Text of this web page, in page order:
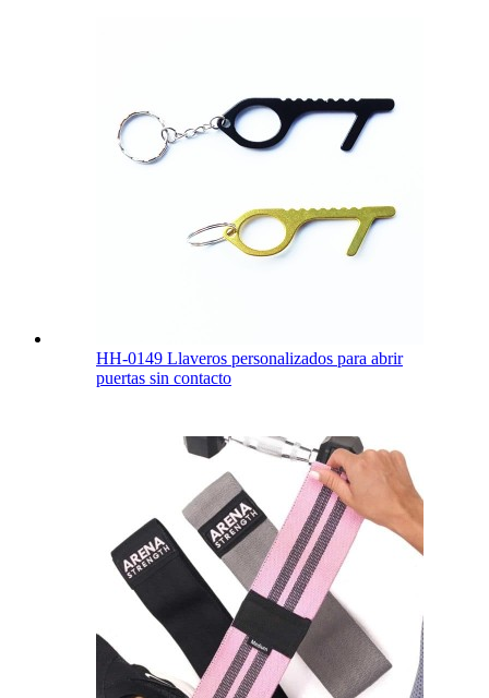
HH-0149 Llaveros personalizados para abrir
puertas sin contacto